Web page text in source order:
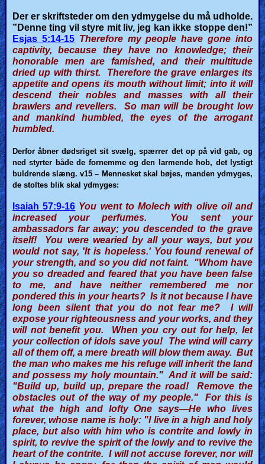
Der er skriftsteder om den ydmygelse du må udholde.
”Denne ting vil styre mit liv, jeg kan ikke stoppe den!”
Esjas 5:14-15Therefore my people have gone into
captivity, because they have no knowledge; their
honorable men are famished, and their multitude
dried up with thirst. Therefore the grave enlarges its
appetite and opens its mouth without limit; into it will
descend their nobles and masses with all their
brawlers and revellers. So man will be brought low
and mankind humbled, the eyes of the arrogant
humbled.
Derfor åbner dødsriget sit svælg, spærrer det op på vid gab, og
ned styrter både de fornemme og den larmende hob, det lystigt
buldrende slæng. v15 – Mennesket skal bøjes, manden ydmyges,
de stoltes blik skal ydmyges:
Isaiah 57:9-16 You went to Molech with olive oil and
increased your perfumes. You sent your
ambassadors far away; you descended to the grave
itself! You were wearied by all your ways, but you
would not say, 'It is hopeless.' You found renewal of
your strength, and so you did not faint. "Whom have
you so dreaded and feared that you have been false
to me, and have neither remembered me nor
pondered this in your hearts? Is it not because I have
long been silent that you do not fear me? I will
expose your righteousness and your works, and they
will not benefit you. When you cry out for help, let
your collection of idols save you! The wind will carry
all of them off, a mere breath will blow them away. But
the man who makes me his refuge will inherit the land
and possess my holy mountain." And it will be said:
"Build up, build up, prepare the road! Remove the
obstacles out of the way of my people." For this is
what the high and lofty One says—He who lives
forever, whose name is holy: "I live in a high and holy
place, but also with him who is contrite and lowly in
spirit, to revive the spirit of the lowly and to revive the
heart of the contrite. I will not accuse forever, nor will